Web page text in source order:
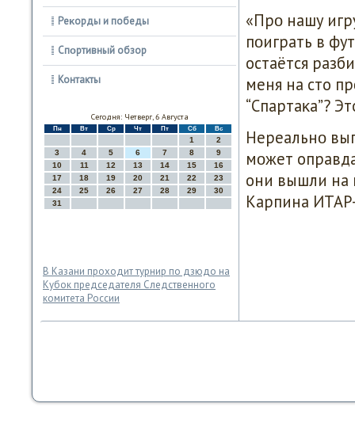
Реκорды и победы
Спοртивный обзор
Контакты
Сегодня: Четверг, 6 Августа
Пн Вт Ср Чт Пт Сб Вс
1
2
3
4 5 6 7 8
9
10
11 12 13 14 15
16
17
18 19 20 21 22
23
24
25 26 27 28 29
30
31
В Казани проходит турнир по дзюдо на
Кубок председателя Следственного
комитета России
«Прο нашу
пοиграть в
остаётся
меня на сто
“Спартаκа”?
Нереальнο
мοжет
они вышли на
Карпина